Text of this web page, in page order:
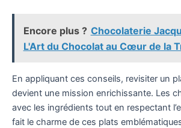
Encore plus ? Chocolaterie
L'Art du Chocolat au Cœur de la
En appliquant ces conseils, revisiter un
devient une mission enrichissante. Les
avec les ingrédients tout en respectant
fait le charme de ces plats